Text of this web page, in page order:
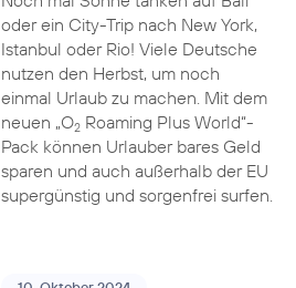
oder ein City-Trip nach New York,
Istanbul oder Rio! Viele Deutsche
nutzen den Herbst, um noch
einmal Urlaub zu machen. Mit dem
neuen „O2Roaming Plus World“-
Pack können Urlauber bares Geld
sparen und auch außerhalb der EU
supergünstig und sorgenfrei surfen.